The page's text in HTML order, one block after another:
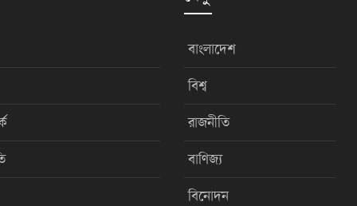
বাংলাদেশ
বিশ্ব
রাজনীতি
বাণিজ্য
বিনোদন